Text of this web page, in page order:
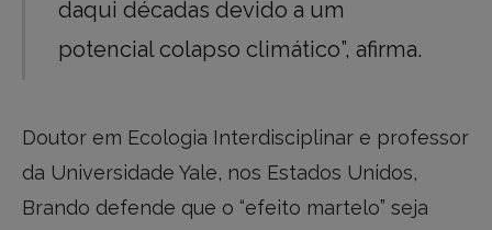
daqui décadas devido a um
potencial colapso climático”, afirma.
Doutor em Ecologia Interdisciplinar e professor
da Universidade Yale, nos Estados Unidos,
Brando defende que o “efeito martelo” seja